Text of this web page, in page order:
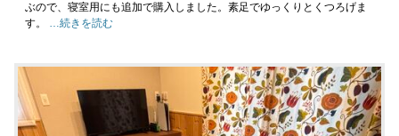
ぶので、寝室用にも追加で購入しました。素足でゆっくりとくつろげま
す。 …続きを読む